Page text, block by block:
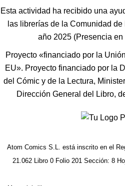
Esta actividad ha recibido una
las librerías de la Comunidad
año 2025 (Presencia
Proyecto «financiado por la
EU». Proyecto financiado por la
del Cómic y de la Lectura,
Dirección General del Libro,
Atom Comics S.L. está inscrito en el
21.062 Libro 0 Folio 201 Sección: 8